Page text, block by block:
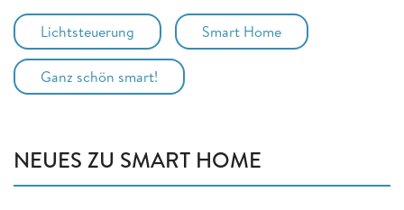
Lichtsteuerung Smart Home
Ganz schön smart!
NEUES ZU SMART HOME